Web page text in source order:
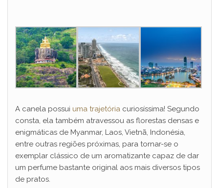
A canela possui uma trajetória curiosíssima! Segundo
consta, ela também atravessou as florestas densas e
enigmáticas de Myanmar, Laos, Vietnã, Indonésia,
entre outras regiões próximas, para tornar-se o
exemplar clássico de um aromatizante capaz de dar
um perfume bastante original aos mais diversos tipos
de pratos.